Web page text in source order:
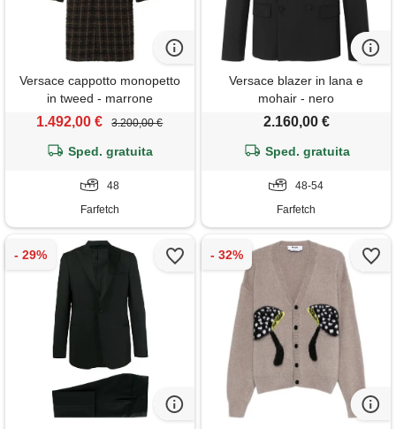
Versace cappotto monopetto
in tweed - marrone
1.492,00 € 3.200,00 €
Sped. gratuita
48
Farfetch
Versace blazer in lana e
mohair - nero
2.160,00 €
Sped. gratuita
48-54
Farfetch